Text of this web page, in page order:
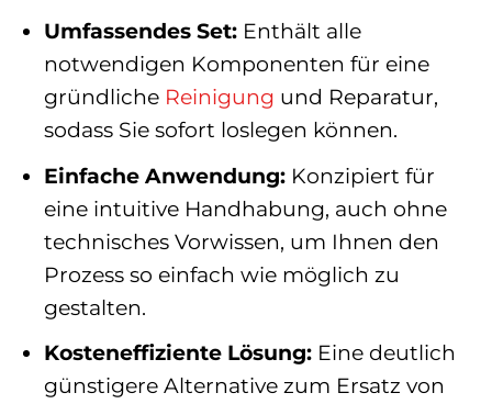
Umfassendes Set:Enthält alle
notwendigen Komponenten für eine
gründliche Reinigung und Reparatur,
sodass Sie sofort loslegen können.
Einfache Anwendung:Konzipiert für
eine intuitive Handhabung, auch ohne
technisches Vorwissen, um Ihnen den
Prozess so einfach wie möglich zu
gestalten.
Kosteneffiziente Lösung:Eine deutlich
günstigere Alternative zum Ersatz von